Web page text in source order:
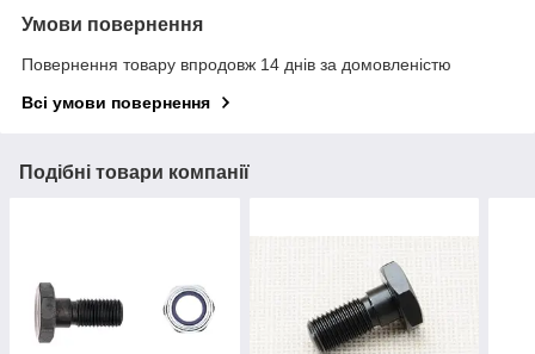
Умови повернення
Повернення товару впродовж 14 днів за домовленістю
Всі умови повернення
Подібні товари компанії